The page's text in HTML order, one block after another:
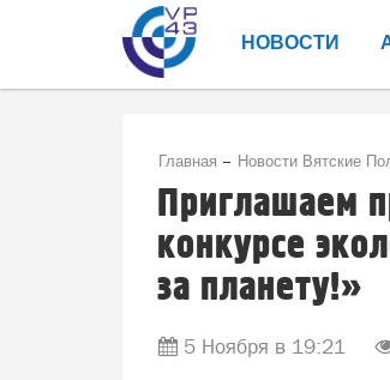
НОВОСТИ
Главная Новости Вятские
Приглашаем
конкурсе
за планету!»
5 Ноября в 19:21